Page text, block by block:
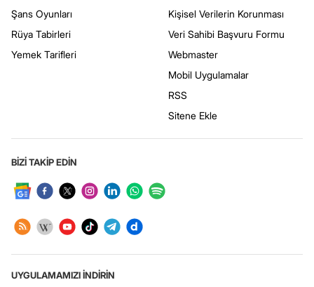
Şans Oyunları
Rüya Tabirleri
Yemek Tarifleri
Kişisel Verilerin Korunması
Veri Sahibi Başvuru Formu
Webmaster
Mobil Uygulamalar
RSS
Sitene Ekle
BİZİ TAKİP EDİN
UYGULAMAMIZI İNDİRİN